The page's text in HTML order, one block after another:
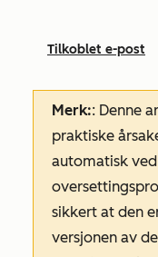
Tilkoblet e-post
Merk:: Denne
praktiske
automatisk
sikkert at den
versjonen av